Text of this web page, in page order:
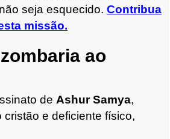
seja esquecido. Contribua
missão.
ao
de Ashur Samya,
cristão e deficiente físico,